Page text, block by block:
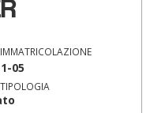
IMMATRICOLAZIONE
05
TIPOLOGIA